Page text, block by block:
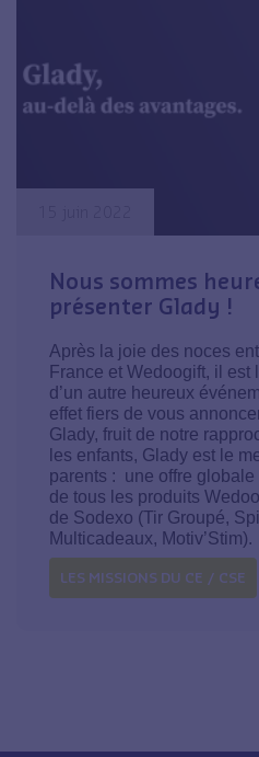
Nous sommes
présenter Glady !
Après la joie des noces
France et Wedoogift, il est
d’un autre heureux
effet fiers de vous
Glady, fruit de notre
les enfants, Glady est le
parents : une offre
de tous les produits
de Sodexo (Tir Groupé,
Multicadeaux, Motiv’Stim).
LES MISSIONS DU CE / CSE